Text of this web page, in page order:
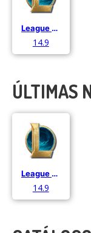
League of Legends
14.9
ÚLTIMAS
League of Legends
14.9